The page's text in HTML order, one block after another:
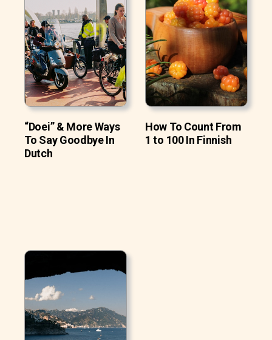
“Doei” & More Ways
To Say Goodbye In
Dutch
How To Count From
1 to 100 In Finnish